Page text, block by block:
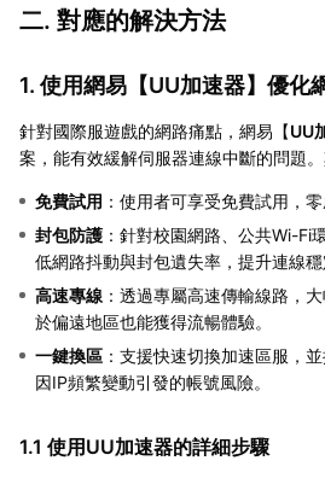
二. 對應的解決方法
1. 使用網易【UU加速器】優化
針對國際服遊戲的網路痛點，網易【UU
案，能有效緩解伺服器連線中斷的問題。
免費試用 ：使用者可享受免費試用，
封包防護 ：針對校園網路、公共Wi-Fi
低網路抖動與封包遺失率，提升連線穩
高速專線 ：透過專屬高速傳輸線路，
於偏遠地區也能獲得流暢體驗。
一鍵換區 ：支援快速切換加速區服，
因IP頻繁變動引發的帳號風險。
1.1 使用UU加速器的詳細步驟